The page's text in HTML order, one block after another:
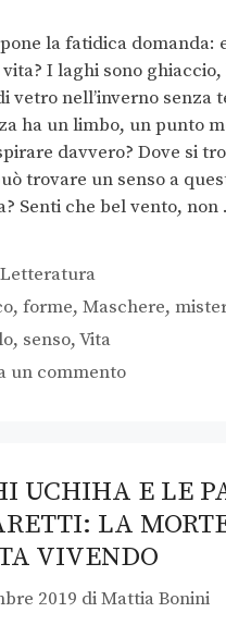
la fatidica domanda:
vita? I laghi sono
vetro nell’inverno senza
ha un limbo, un punto
davvero? Dove si
trovare un senso a
Senti che bel vento, non
Letteratura
,forme,Maschere,
, senso,Vita
un commento
UCHIHA E LE
LA
VIVENDO
2019 diMattia Bonini